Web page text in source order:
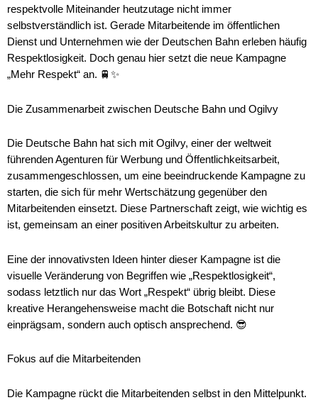
respektvolle Miteinander heutzutage nicht immer
selbstverständlich ist. Gerade Mitarbeitende im öffentlichen
Dienst und Unternehmen wie der Deutschen Bahn erleben häufig
Respektlosigkeit. Doch genau hier setzt die neue Kampagne
„Mehr Respekt“ an. 🚆✨
Die Zusammenarbeit zwischen Deutsche Bahn und Ogilvy
Die Deutsche Bahn hat sich mit Ogilvy, einer der weltweit
führenden Agenturen für Werbung und Öffentlichkeitsarbeit,
zusammengeschlossen, um eine beeindruckende Kampagne zu
starten, die sich für mehr Wertschätzung gegenüber den
Mitarbeitenden einsetzt. Diese Partnerschaft zeigt, wie wichtig es
ist, gemeinsam an einer positiven Arbeitskultur zu arbeiten.
Eine der innovativsten Ideen hinter dieser Kampagne ist die
visuelle Veränderung von Begriffen wie „Respektlosigkeit“,
sodass letztlich nur das Wort „Respekt“ übrig bleibt. Diese
kreative Herangehensweise macht die Botschaft nicht nur
einprägsam, sondern auch optisch ansprechend. 😎
Fokus auf die Mitarbeitenden
Die Kampagne rückt die Mitarbeitenden selbst in den Mittelpunkt.